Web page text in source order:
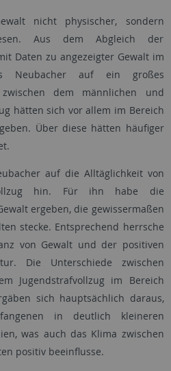
nicht physischer, sondern
Aus dem Abgleich der
Daten zu angezeigter Gewalt im
Neubacher auf ein großes
zwischen dem männlichen und
hätten sich vor allem im Bereich
Über diese hätten häufiger
auf die Alltäglichkeit von
hin. Für ihn habe die
ergeben, die gewissermaßen
stecke. Entsprechend herrsche
von Gewalt und der positiven
Die Unterschiede zwischen
Jugendstrafvollzug im Bereich
sich hauptsächlich daraus,
in deutlich kleineren
was auch das Klima zwischen
positiv beeinflusse.